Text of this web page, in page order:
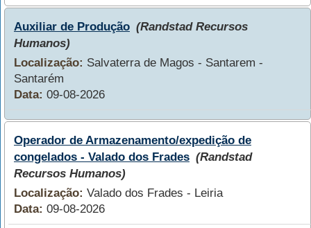
Auxiliar de Produção (Randstad Recursos
Humanos)
Localização: Salvaterra de Magos - Santarem -
Santarém
Data: 09-08-2026
Operador de Armazenamento/expedição de
congelados - Valado dos Frades (Randstad
Recursos Humanos)
Localização: Valado dos Frades - Leiria
Data: 09-08-2026